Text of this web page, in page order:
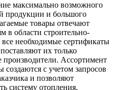
максимально возможного
продукции и большого
товары отвечают
в области строительно-
необходимые сертификаты
их только
Ассортимент
создаются с учетом запросов
и позволяют
систему отопления,